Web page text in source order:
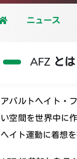
ニュース
AFZ とは
アパルトヘイト・
い空間を世界中に
ヘイト運動に着想を